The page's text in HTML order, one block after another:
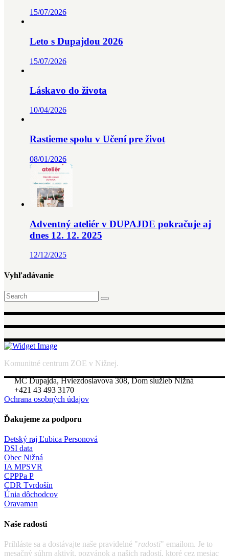
15/07/2026
Leto s Dupajdou 2026
15/07/2026
Láskavo do života
10/04/2026
Rastieme spolu v Učení pre život
08/01/2026
Adventný ateliér v DUPAJDE pokračuje aj
dnes 12. 12. 2025
12/12/2025
Vyhľadávanie
Search
for:
Komunitné centrum ZOE v Nižnej.
MC Dupajda, Hviezdoslavova 308, Dom služieb Nižná
+421 43 493 3170
Ochrana osobných údajov
Ďakujeme za podporu
Detský raj Ľubica Personová
DSI data
Obec Nižná
IA MPSVR
CPPPa P
CDR Tvrdošín
Únia dôchodcov
Oravaman
Naše radosti
Prihláste sa a dostávajte naše pravidelné "radosti" emailom. Je to
mesačný súhrn aktivít, pozvánok a našich radostí, ktoré cez mesiac